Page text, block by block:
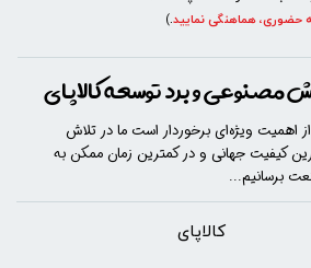
​​کالاپای
و برد توسعه کالاپای
از اهمیت ویژه‌ای برخوردار است ما در تلاش
کیفیت جهانی و در کمترین زمان ممکن به
برسانیم...
حضوری، هماهنگی نمایید.
)